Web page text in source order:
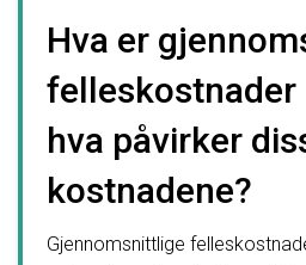
Hva er
felleskostnader
hva påvirker
kostnadene?
Gjennomsnittlige